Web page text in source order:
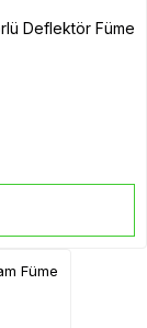
Deflektör Füme